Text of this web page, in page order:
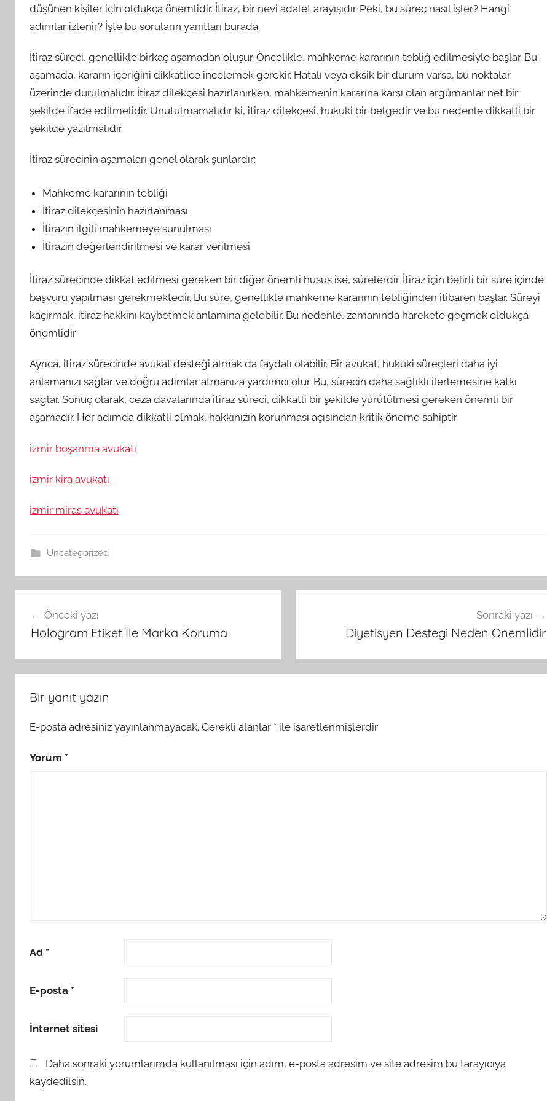
düşünen kişiler için oldukça önemlidir. İtiraz, bir nevi adalet arayışıdır. Peki, bu süreç nasıl işler? Hangi
adımlar izlenir? İşte bu soruların yanıtları burada.
İtiraz süreci, genellikle birkaç aşamadan oluşur. Öncelikle, mahkeme kararının tebliğ edilmesiyle başlar. Bu
aşamada, kararın içeriğini dikkatlice incelemek gerekir. Hatalı veya eksik bir durum varsa, bu noktalar
üzerinde durulmalıdır. İtiraz dilekçesi hazırlanırken, mahkemenin kararına karşı olan argümanlar net bir
şekilde ifade edilmelidir. Unutulmamalıdır ki, itiraz dilekçesi, hukuki bir belgedir ve bu nedenle dikkatli bir
şekilde yazılmalıdır.
İtiraz sürecinin aşamaları genel olarak şunlardır:
Mahkeme kararının tebliği
İtiraz dilekçesinin hazırlanması
İtirazın ilgili mahkemeye sunulması
İtirazın değerlendirilmesi ve karar verilmesi
İtiraz sürecinde dikkat edilmesi gereken bir diğer önemli husus ise, sürelerdir. İtiraz için belirli bir süre içinde
başvuru yapılması gerekmektedir. Bu süre, genellikle mahkeme kararının tebliğinden itibaren başlar. Süreyi
kaçırmak, itiraz hakkını kaybetmek anlamına gelebilir. Bu nedenle, zamanında harekete geçmek oldukça
önemlidir.
Ayrıca, itiraz sürecinde avukat desteği almak da faydalı olabilir. Bir avukat, hukuki süreçleri daha iyi
anlamanızı sağlar ve doğru adımlar atmanıza yardımcı olur. Bu, sürecin daha sağlıklı ilerlemesine katkı
sağlar. Sonuç olarak, ceza davalarında itiraz süreci, dikkatli bir şekilde yürütülmesi gereken önemli bir
aşamadır. Her adımda dikkatli olmak, hakkınızın korunması açısından kritik öneme sahiptir.
izmir boşanma avukatı
izmir kira avukatı
izmir miras avukatı
Uncategorized
gezinmesi
Önceki yazı
Hologram Etiket İle Marka Koruma
Sonraki yazı
Diyetisyen Destegi Neden Onemlidir
Bir yanıt yazın
E-posta adresiniz yayınlanmayacak. Gerekli alanlar * ile işaretlenmişlerdir
Yorum *
Ad *
E-posta *
İnternet sitesi
Daha sonraki yorumlarımda kullanılması için adım, e-posta adresim ve site adresim bu tarayıcıya
kaydedilsin.